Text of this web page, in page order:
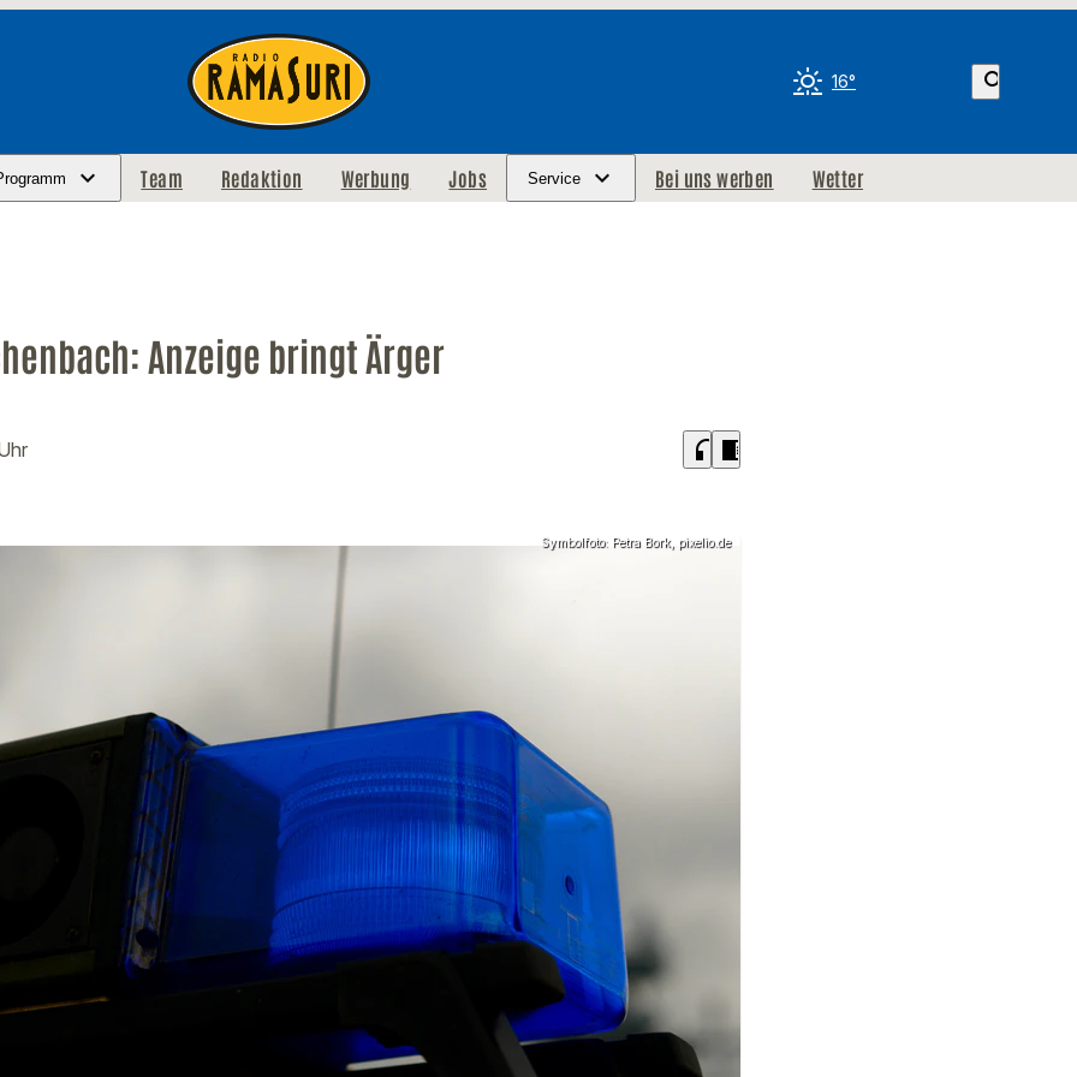
16° search
Team Redaktion Werbung Jobs Service Bei uns werben Wetter
Anzeige bringt Ärger
headphones chrome_reader_mode
Symbolfoto: Petra Bork, pixelio.de